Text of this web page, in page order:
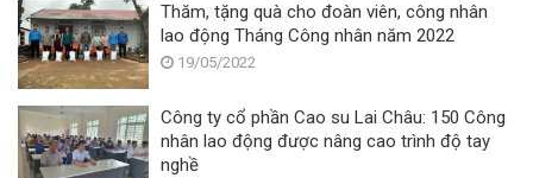
Thăm, tặng quà cho đoàn viên, công nhân
lao động Tháng Công nhân năm 2022
19/05/2022
Công ty cổ phần Cao su Lai Châu: 150 Công
nhân lao động được nâng cao trình độ tay
nghề